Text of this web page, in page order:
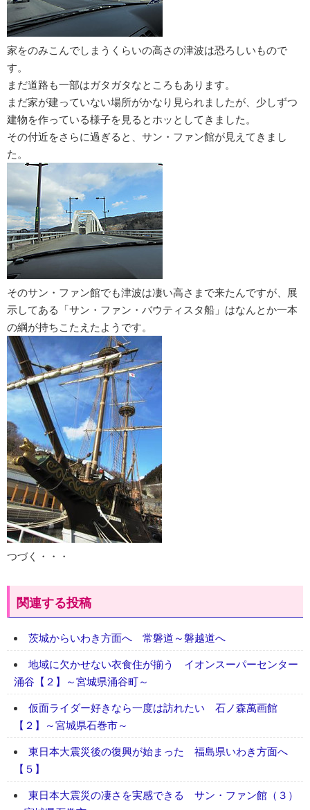
家をのみこんでしまうくらいの高さの津波は恐ろしいもので
す。
まだ道路も一部はガタガタなところもあります。
まだ家が建っていない場所がかなり見られましたが、少しずつ
建物を作っている様子を見るとホッとしてきました。
その付近をさらに過ぎると、サン・ファン館が見えてきまし
た。
そのサン・ファン館でも津波は凄い高さまで来たんですが、展
示してある「サン・ファン・バウティスタ船」はなんとか一本
の綱が持ちこたえたようです。
つづく・・・
関連する投稿
茨城からいわき方面へ 常磐道～磐越道へ
地域に欠かせない衣食住が揃う イオンスーパーセンター
涌谷【２】～宮城県涌谷町～
仮面ライダー好きなら一度は訪れたい 石ノ森萬画館
【２】～宮城県石巻市～
東日本大震災後の復興が始まった 福島県いわき方面へ
【５】
東日本大震災の凄さを実感できる サン・ファン館（３）